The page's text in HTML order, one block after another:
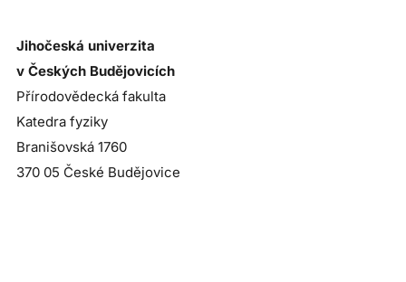
Jihočeská univerzita
v Českých Budějovicích
Přírodovědecká fakulta
Katedra fyziky
Branišovská 1760
370 05 České Budějovice